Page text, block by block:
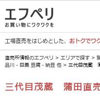
工場直売をはじめとした、 おトクでワ
直売所情報のエフペリ > エリアで探す >
品川・目黒 豆腐・納豆 他 > 三代目茂蔵
三代目茂蔵 蒲田直